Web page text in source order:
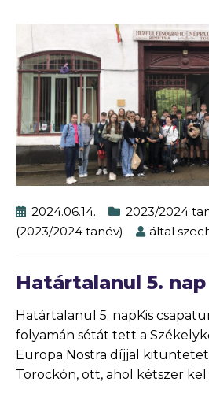
2024.06.14. 2023/2024
(2023/2024 tanév)
által
Határtalanul 5. nap
Határtalanul 5. napKis
folyamán sétát tett a
Europa Nostra díjjal
Torockón, ott, ahol kétszer kel